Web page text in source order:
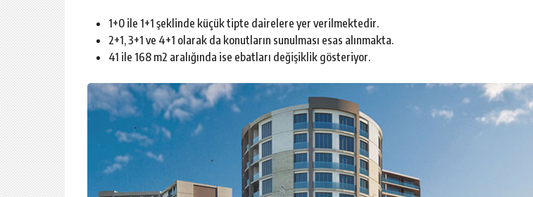
1+0 ile 1+1 şeklinde küçük tipte dairelere yer verilmektedir.
2+1, 3+1 ve 4+1 olarak da konutların sunulması esas alınmakta.
41 ile 168 m2 aralığında ise ebatları değişiklik gösteriyor.